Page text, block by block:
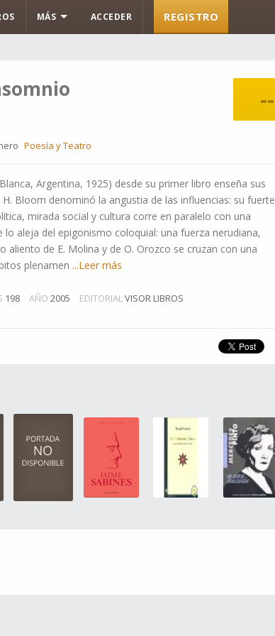
MÁS ACCEDER REGISTRO
--
Poesía y Teatro
Blanca, Argentina, 1925) desde su primer libro enseña sus
Bloom denominó la angustia de las influencias: su fuerte
mirada social y cultura corre en paralelo con una
lo aleja del epigonismo coloquial: una fuerza nerudiana,
aliento de E. Molina y de O. Orozco se cruzan con una
plenamen ...Leer más
198 AÑO 2005 EDITORIALVISOR LIBROS